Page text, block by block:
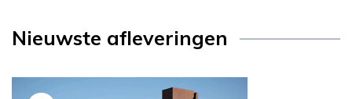
Nieuwste afleveringen